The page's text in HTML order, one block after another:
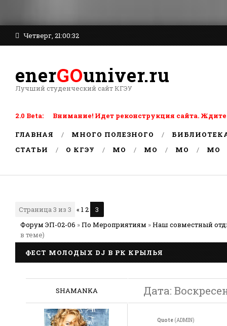
Четверг, 21:00:32
enerGOuniver.ru
Лучший студенческий сайт КГЭУ
2.0 Beta: Внимание! Идет реконструкция сайта. Ждите
ГЛАВНАЯ МНОГО ПОЛЕЗНОГО
СТАТЬИ
О КГЭУ MO MO MO MO
Страница3 из 3 « 12
3
Форум ЭП-02-06 »По Мероприятиям »Наш совместный
в теме)
ФЕСТ МОЛОДЫХ DJ В РК КРЫЛЬЯ
SHAMANKA Дата:
Quote (ADMIN)